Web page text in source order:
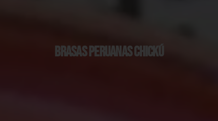
BRASAS PERUANAS CHICKÚ